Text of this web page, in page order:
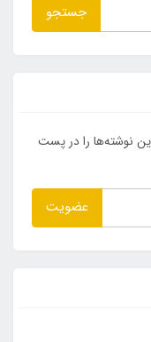
جستجو
نوشته‌ها را در پست
عضویت